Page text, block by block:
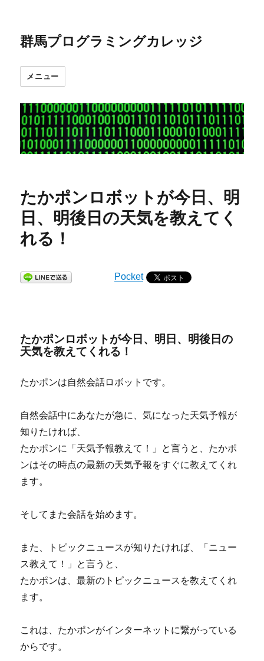
群馬プログラミングカレッジ
メニュー
たかポンロボットが今日、明
日、明後日の天気を教えてく
れる！
Pocket
たかポンロボットが今日、明日、明後日の
天気を教えてくれる！
たかポンは自然会話ロボットです。
自然会話中にあなたが急に、気になった天気予報が
知りたければ、
たかポンに「天気予報教えて！」と言うと、たかポ
ンはその時点の最新の天気予報をすぐに教えてくれ
ます。
そしてまた会話を始めます。
また、トピックニュースが知りたければ、「ニュー
ス教えて！」と言うと、
たかポンは、最新のトピックニュースを教えてくれ
ます。
これは、たかポンがインターネットに繋がっている
からです。